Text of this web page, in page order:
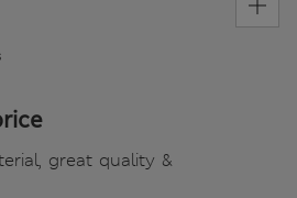
great quality &